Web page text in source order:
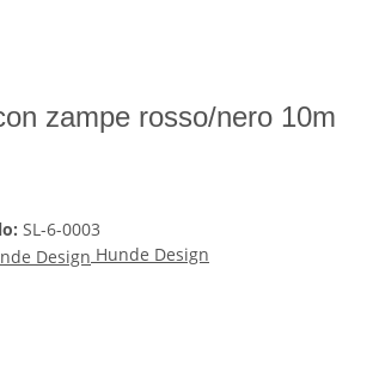
zampe rosso/nero 10m
SL-6-0003
Hunde Design